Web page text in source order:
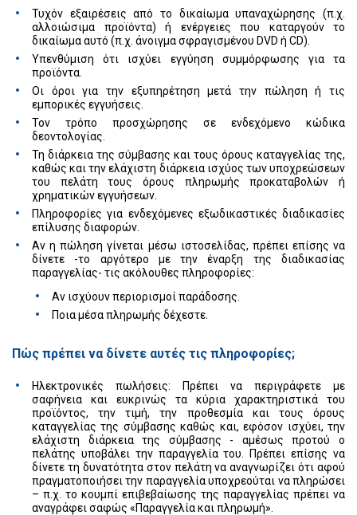
Τυχόν εξαιρέσεις από το δικαίωμα υπαναχώρησης (π.χ.
αλλοιώσιμα προϊόντα) ή ενέργειες που καταργούν το
δικαίωμα αυτό (π.χ. άνοιγμα σφραγισμένου DVD ή CD).
Υπενθύμιση ότι ισχύει εγγύηση συμμόρφωσης για τα
προϊόντα.
Οι όροι για την εξυπηρέτηση μετά την πώληση ή τις
εμπορικές εγγυήσεις.
Τον τρόπο προσχώρησης σε ενδεχόμενο κώδικα
δεοντολογίας.
Τη διάρκεια της σύμβασης και τους όρους καταγγελίας της,
καθώς και την ελάχιστη διάρκεια ισχύος των υποχρεώσεων
του πελάτη τους όρους πληρωμής προκαταβολών ή
χρηματικών εγγυήσεων.
Πληροφορίες για ενδεχόμενες εξωδικαστικές διαδικασίες
επίλυσης διαφορών.
Αν η πώληση γίνεται μέσω ιστοσελίδας, πρέπει επίσης να
δίνετε -το αργότερο με την έναρξη της διαδικασίας
παραγγελίας- τις ακόλουθες πληροφορίες:
Αν ισχύουν περιορισμοί παράδοσης.
Ποια μέσα πληρωμής δέχεστε.
Πώς πρέπει να δίνετε αυτές τις πληροφορίες;
Ηλεκτρονικές πωλήσεις: Πρέπει να περιγράφετε με
σαφήνεια και ευκρινώς τα κύρια χαρακτηριστικά του
προϊόντος, την τιμή, την προθεσμία και τους όρους
καταγγελίας της σύμβασης καθώς και, εφόσον ισχύει, την
ελάχιστη διάρκεια της σύμβασης - αμέσως προτού ο
πελάτης υποβάλει την παραγγελία του. Πρέπει επίσης να
δίνετε τη δυνατότητα στον πελάτη να αναγνωρίζει ότι αφού
πραγματοποιήσει την παραγγελία υποχρεούται να πληρώσει
– π.χ. το κουμπί επιβεβαίωσης της παραγγελίας πρέπει να
αναγράφει σαφώς «Παραγγελία και πληρωμή».